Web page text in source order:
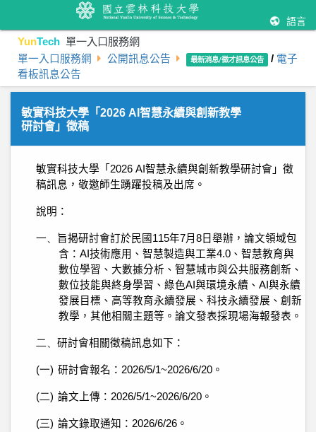
語言
YunTech 單一入口服務網
單一入口服務網 公開訊息公告 最新消息/徵才訊息公告 / 電子
看板訊息公告
敏實科技大學「2026 AI智慧永續與創新教學
研討會」徵稿
敏實科技大學「 2026 AI 智慧永續與創新教學研討會」徵
稿訊息，敬邀師生踴躍投稿及出席。
說明 ：
一、 旨揭研討會訂於民國 115年7月 8日舉辦，論文領域包
含： AI 技術應用、智慧製造與工業4.0 、智慧教育與
數位學習、大數據分析、智慧城市與公共服務創新、
數位技能與終身學習、綠色AI 與環境永續、 AI 與永續
發展目標、高等教育永續發展、科技永續發展、創新
教學，其他相關主題等。論文發表採現場海報發表。
二、 研討會相關徵稿訊息如下：
(一) 研討會報名： 2026/5/1~2026/6/20 。
(二) 論文上傳： 2026/5/1~2026/6/20 。
(三) 論文錄取通知： 2026/6/26 。